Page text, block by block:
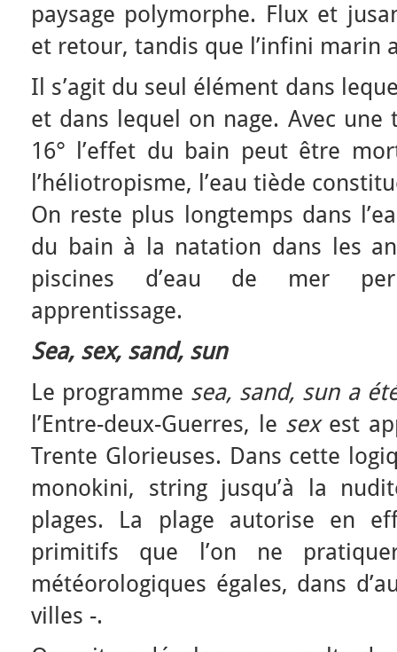
paysage polymorphe. Flux et
et retour, tandis que l’infini marin
Il s’agit du seul élément dans
et dans lequel on nage. Avec
16° l’effet du bain peut être
l’héliotropisme, l’eau tiède
On reste plus longtemps dans
du bain à la natation dans les
piscines d’eau de mer
apprentissage.
Sea, sex, sand, sun
Le programme sea, sand, sun a
l’Entre-deux-Guerres, le sexest
Trente Glorieuses. Dans cette
monokini, string jusqu’à la
plages. La plage autorise en
primitifs que l’on ne
météorologiques égales, dans
villes -.